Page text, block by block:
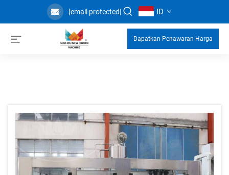
[email protected] ID
Dapatkan Penawaran Harga